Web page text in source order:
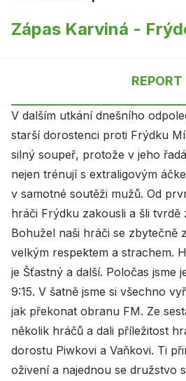
Zápas Karviná -
REPORT
V dalším utkání dnešního
starší dorostenci proti Frýdku
silný soupeř, protože v jeho
nejen trénují s extraligovým
v samotné soutěži mužů. Od
hráči Frýdku zakousli a šli tvrdě
Bohužel naši hráči se zbytečně
velkým respektem a strachem.
je Šťastný a další. Poločas jsme
9:15. V šatně jsme si všechno
jak překonat obranu FM. Ze
několik hráčů a dali příležitost
dorostu Piwkovi a Vaňkovi. Ti
oživení a najednou se družstvo